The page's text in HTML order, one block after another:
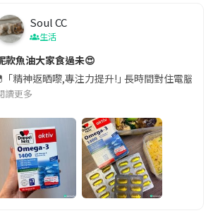
記檢查「1標示」🚨
近期要特別留意隨身行李中的行動電源。一
Soul CC
生活
款魚油大家食過未😍
｢精神返晒嚟,專注力提升!｣ 長時間對住電腦､
讀更多